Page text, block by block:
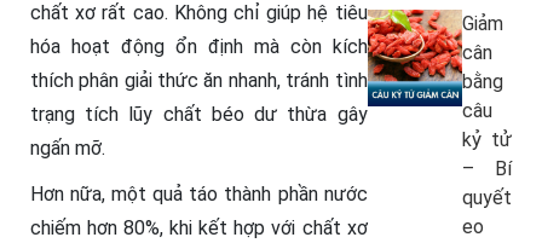
chất xơ rất cao. Không chỉ giúp hệ tiêu
hóa hoạt động ổn định mà còn kích
thích phân giải thức ăn nhanh, tránh tình
trạng tích lũy chất béo dư thừa gây
ngấn mỡ.
Hơn nữa, một quả táo thành phần nước
chiếm hơn 80%, khi kết hợp với chất xơ
Giảm
cân
bằng
câu
kỷ tử
– Bí
quyết
eo